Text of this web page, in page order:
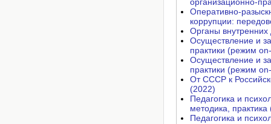
организационно-
Оперативно-
коррупции:
Органы внутренних
Осуществление и
практики (режим
Осуществление и
практики (режим
От СССР к
(2022)
Педагогика и
методика, практика
Педагогика и